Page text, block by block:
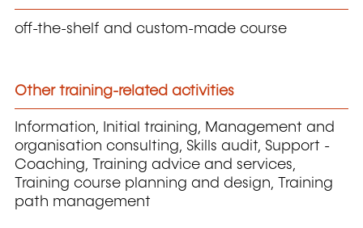
off-the-shelf and custom-made course
Other training-related activities
Information, Initial training, Management and
organisation consulting, Skills audit, Support -
Coaching, Training advice and services,
Training course planning and design, Training
path management